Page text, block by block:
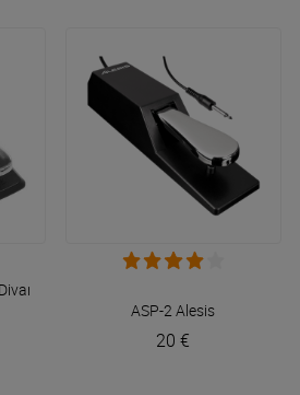
Divarte
ASP-2 Alesis
20 €